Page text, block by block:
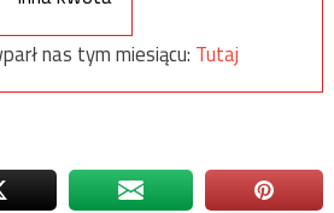
nas tym miesiącu: Tutaj